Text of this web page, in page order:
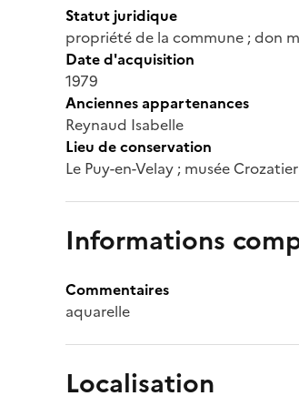
Statut juridique
propriété de la commune ; don
Date d'acquisition
1979
Anciennes appartenances
Reynaud Isabelle
Lieu de conservation
Le Puy-en-Velay ; musée Crozatier
Informations
Commentaires
aquarelle
Localisation